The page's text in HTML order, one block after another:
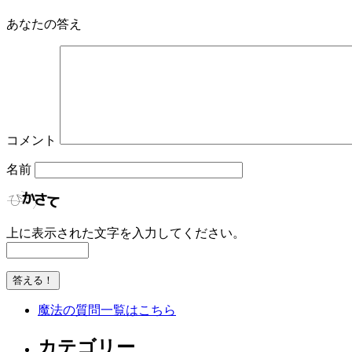
あなたの答え
コメント
名前
上に表示された文字を入力してください。
魔法の質問一覧はこちら
カテゴリー